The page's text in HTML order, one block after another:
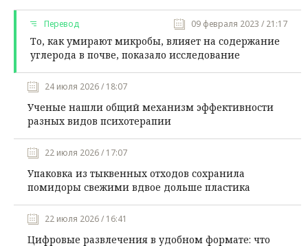
Перевод 09 февраля 2023 / 21:17
То, как умирают микробы, влияет на содержание
углерода в почве, показало исследование
24 июля 2026 / 18:07
Ученые нашли общий механизм эффективности
разных видов психотерапии
22 июля 2026 / 17:07
Упаковка из тыквенных отходов сохранила
помидоры свежими вдвое дольше пластика
22 июля 2026 / 16:41
Цифровые развлечения в удобном формате: что